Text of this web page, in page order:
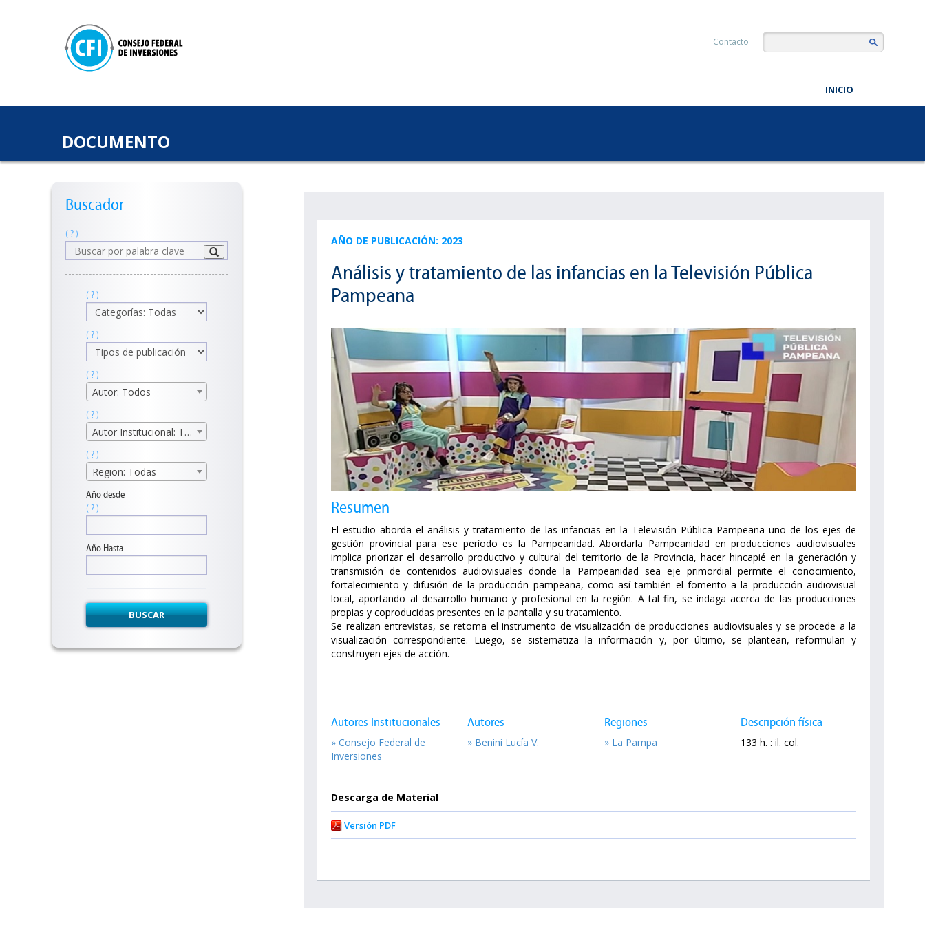
Contacto
INICIO
DOCUMENTO
Buscador
( ? )
( ? )
( ? )
( ? )
Autor: Todos
( ? )
Autor Institucional: Todos
( ? )
Region: Todas
Año desde
( ? )
Año Hasta
BUSCAR
AÑO DE PUBLICACIÓN: 2023
Análisis y tratamiento de las infancias en la Televisión Pública
Pampeana
Resumen
El estudio aborda el análisis y tratamiento de las infancias en la Televisión Pública Pampeana uno de los ejes de
gestión provincial para ese período es la Pampeanidad. Abordarla Pampeanidad en producciones audiovisuales
implica priorizar el desarrollo productivo y cultural del territorio de la Provincia, hacer hincapié en la generación y
transmisión de contenidos audiovisuales donde la Pampeanidad sea eje primordial permite el conocimiento,
fortalecimiento y difusión de la producción pampeana, como así también el fomento a la producción audiovisual
local, aportando al desarrollo humano y profesional en la región. A tal fin, se indaga acerca de las producciones
propias y coproducidas presentes en la pantalla y su tratamiento.
Se realizan entrevistas, se retoma el instrumento de visualización de producciones audiovisuales y se procede a la
visualización correspondiente. Luego, se sistematiza la información y, por último, se plantean, reformulan y
construyen ejes de acción.
Autores Institucionales
» Consejo Federal de
Inversiones
Autores
» Benini Lucía V.
Regiones
» La Pampa
Descripción física
133 h. : il. col.
Descarga de Material
Versión PDF